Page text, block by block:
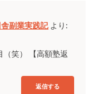
副業実践記 より:
笑） 【高額塾返
返信する